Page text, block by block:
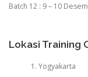
Batch 12 : 9 – 10
Lokasi Training
Yogyakarta